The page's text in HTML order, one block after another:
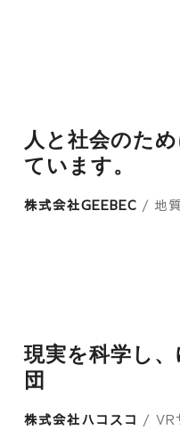
人と社会のた
ています。
株式会社GEEBEC / 地
現実を科学し
団
株式会社ハコスコ / VR